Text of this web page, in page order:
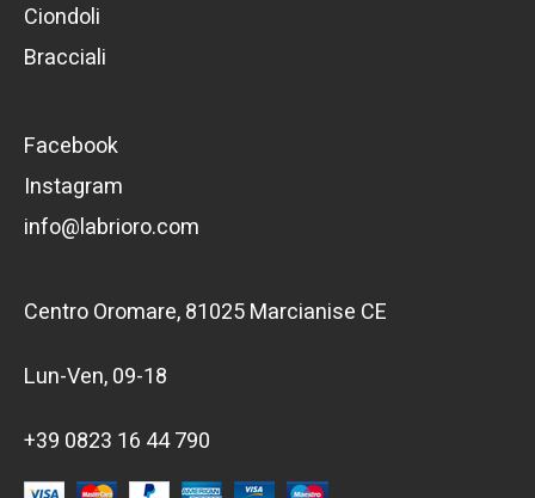
Ciondoli
Bracciali
Facebook
Instagram
info@labrioro.com
Centro Oromare, 81025 Marcianise CE
Lun-Ven, 09-18
+39 0823 16 44 790